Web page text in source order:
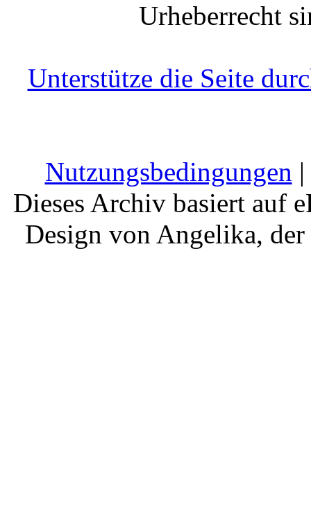
Urheberrecht
Unterstütze die Seite
Nutzungsbedingungen |
Dieses Archiv basiert auf
Design von Angelika,